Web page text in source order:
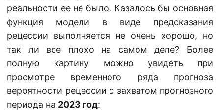
реальности ее не было. Казалось бы основная
функция модели в виде предсказания
рецессии выполняется не очень хорошо, но
так ли все плохо на самом деле? Более
полную картину можно увидеть при
просмотре временного ряда прогноза
вероятности рецеcсии с захватом прогнозного
периода на 2023 год: